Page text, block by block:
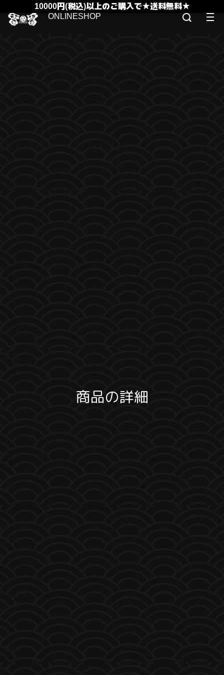
10000円(税込)以上のご購入で★送料無料★
商品の詳細
ONLINESHOP